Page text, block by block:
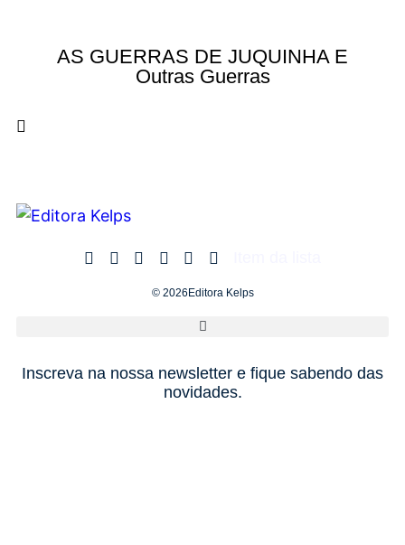
AS GUERRAS DE JUQUINHA E
Outras Guerras
© 2026Editora Kelps
Inscreva na nossa newsletter e fique sabendo das
novidades.